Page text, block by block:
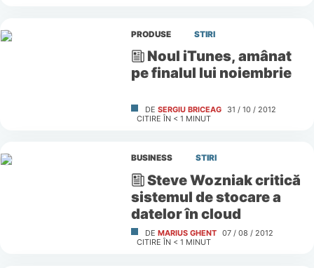
PRODUSE STIRI
Noul iTunes, amânat
pe finalul lui noiembrie
DE SERGIU BRICEAG
31 / 10 / 2012
CITIRE ÎN < 1 MINUT
BUSINESS STIRI
Steve Wozniak critică
sistemul de stocare a
datelor în cloud
DE MARIUS GHENT 07 / 08 / 2012
CITIRE ÎN < 1 MINUT